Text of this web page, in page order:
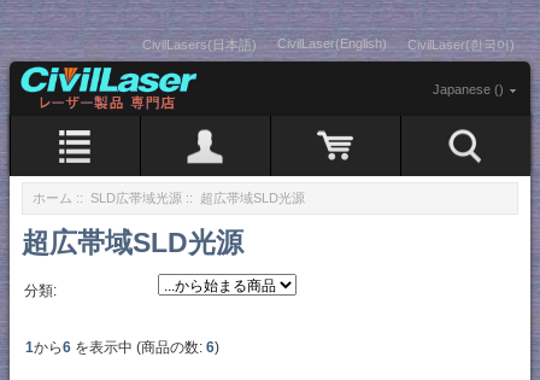
CivilLasers(日本語) CivilLaser(English) CivilLaser(한국어)
Japanese ()
ホーム :: SLD広帯域光源 :: 超広帯域SLD光源
超広帯域SLD光源
分類:
1から6 を表示中 (商品の数: 6)